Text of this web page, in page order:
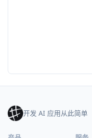
开发 AI 应用从此简单